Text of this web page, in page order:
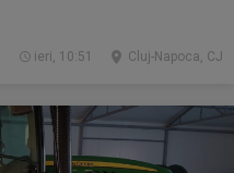
Cluj-Napoca, CJ
ieri, 10:51